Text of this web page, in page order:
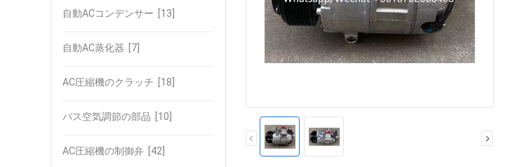
自動ACコンデンサー [13]
自動AC蒸化器 [7]
AC圧縮機のクラッチ [18]
バス空気調節の部品 [10]
AC圧縮機の制御弁 [42]